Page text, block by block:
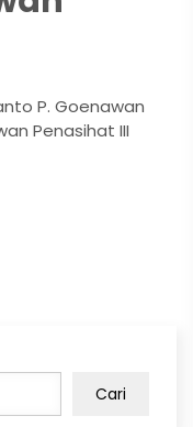
P. Goenawan
Penasihat III
Cari